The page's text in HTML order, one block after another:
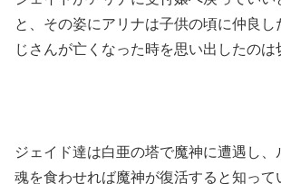
と、その姿にアリナは子供の頃に仲良し
じさんが亡くなった時を思い出したのは
ジェイド達は白亜の塔で魔神に遭遇し
魂を食わせれば魔神が復活すると知って